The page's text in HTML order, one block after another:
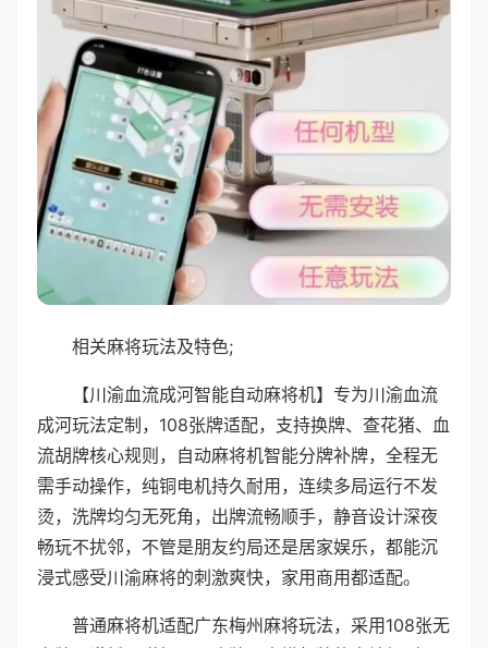
相关麻将玩法及特色;
【川渝血流成河智能自动麻将机】专为川渝血流
成河玩法定制，108张牌适配，支持换牌、查花猪、血
流胡牌核心规则，自动麻将机智能分牌补牌，全程无
需手动操作，纯铜电机持久耐用，连续多局运行不发
烫，洗牌均匀无死角，出牌流畅顺手，静音设计深夜
畅玩不扰邻，不管是朋友约局还是居家娱乐，都能沉
浸式感受川渝麻将的刺激爽快，家用商用都适配。
普通麻将机适配广东梅州麻将玩法，采用108张无